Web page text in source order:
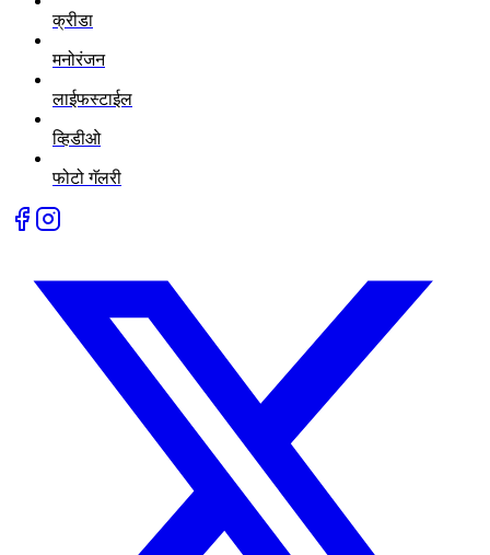
क्रीडा
मनोरंजन
लाईफस्टाईल
व्हिडीओ
फोटो गॅलरी